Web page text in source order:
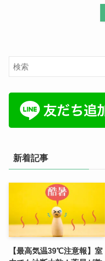
新着記事
【最高気温39℃注意報】室